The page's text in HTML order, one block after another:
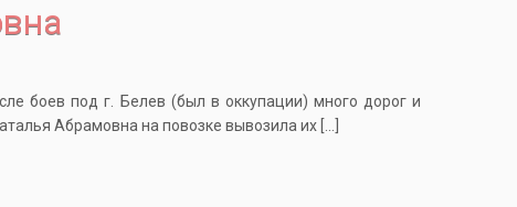
боев под г. Белев (был в оккупации) много дорог и
Абрамовна на повозке вывозила их […]